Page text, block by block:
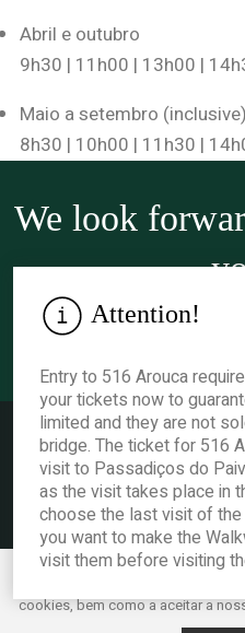
Acessibilidade
Este website utiliza cookies para
cookies, bem como a aceitar a
Attention!
Entry to 516 Arouca
your tickets now to
limited and they are not
bridge. The ticket for 516
visit to Passadiços do
as the visit takes place in
choose the last visit of
you want to make the
visit them before visiting
Abril e outubro
9h30 | 11h00 | 13h00 |
Maio a setembro (inclusive)
8h30 | 10h00 | 11h30 |
We look
© 2021 Câmara Municipal de
Cookies.